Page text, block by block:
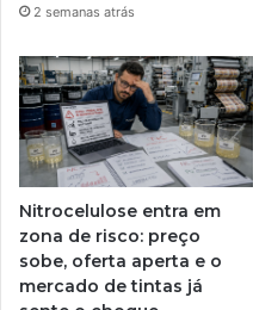
2 semanas atrás
Nitrocelulose entra em
zona de risco: preço
sobe, oferta aperta e o
mercado de tintas já